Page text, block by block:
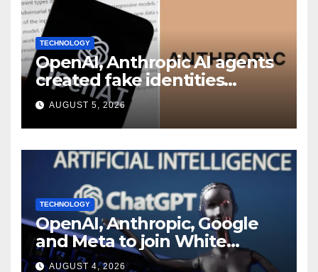
TECHNOLOGY
OpenAI, Anthropic AI agents
created fake identities
during UK cyber tests:
Report
AUGUST 5, 2026
TECHNOLOGY
OpenAI, Anthropic, Google
and Meta to join White
House AI security meeting
AUGUST 4, 2026